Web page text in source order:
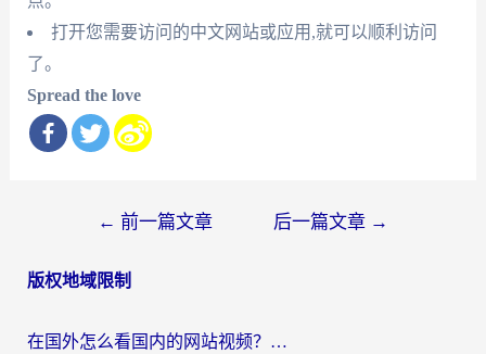
打开您需要访问的中文网站或应用,就可以顺利访问
了。
Spread the love
导
← 前一篇文章 后一篇文章 →
版权地域限制
在国外怎么看国内的网站视频？别再踩坑！选对加速器秒回国内冲浪